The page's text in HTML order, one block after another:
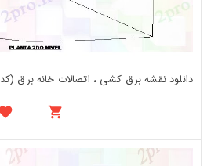
دانلود نقشه برق کشی ، اتصالات خانه برق (کد168419)